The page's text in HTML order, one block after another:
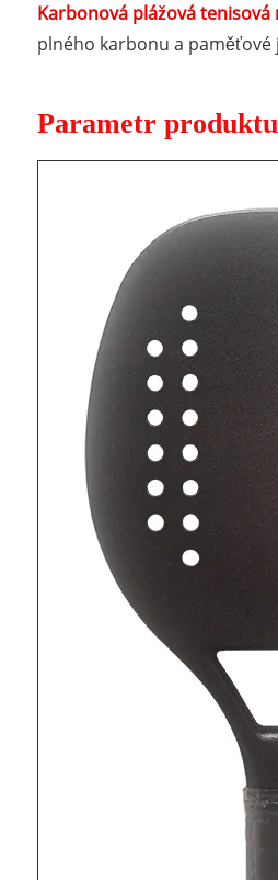
Karbonová plážová tenisová
plného karbonu a paměťové
Parametr